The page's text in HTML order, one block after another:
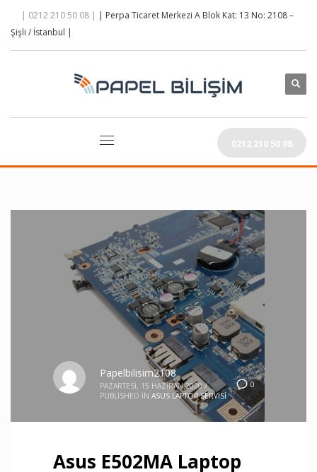
| 0212 210 50 08 | | Perpa Ticaret Merkezi A Blok Kat: 13 No: 2108 –
Şişli / İstanbul |
0212 210 50 08
0
Papelbilisim2108
PAZARTESI, 15 HAZIRAN 2020 /
PUBLISHED IN ASUS LAPTOP SERVISI
Asus E502MA Laptop